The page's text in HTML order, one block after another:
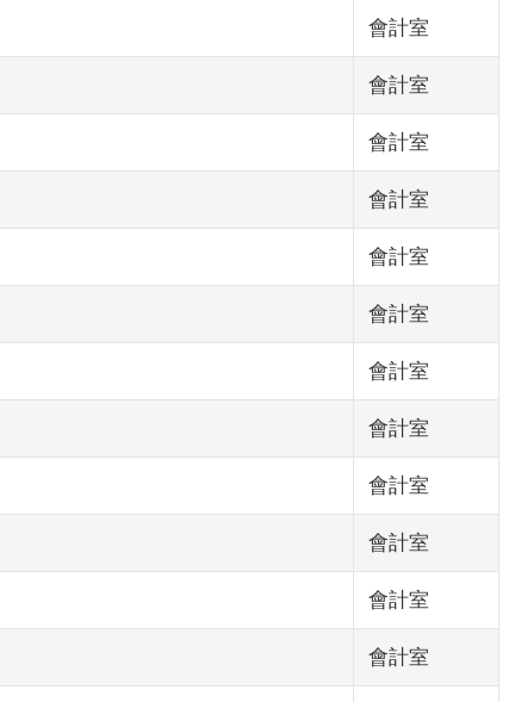
會計室
會計室
會計室
會計室
會計室
會計室
會計室
會計室
會計室
會計室
會計室
會計室